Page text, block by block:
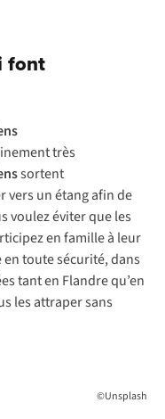
font
très
sortent
vers un étang afin de
voulez éviter que les
en famille à leur
toute sécurité, dans
tant en Flandrequ’en
les attraper sans
©Unsplash